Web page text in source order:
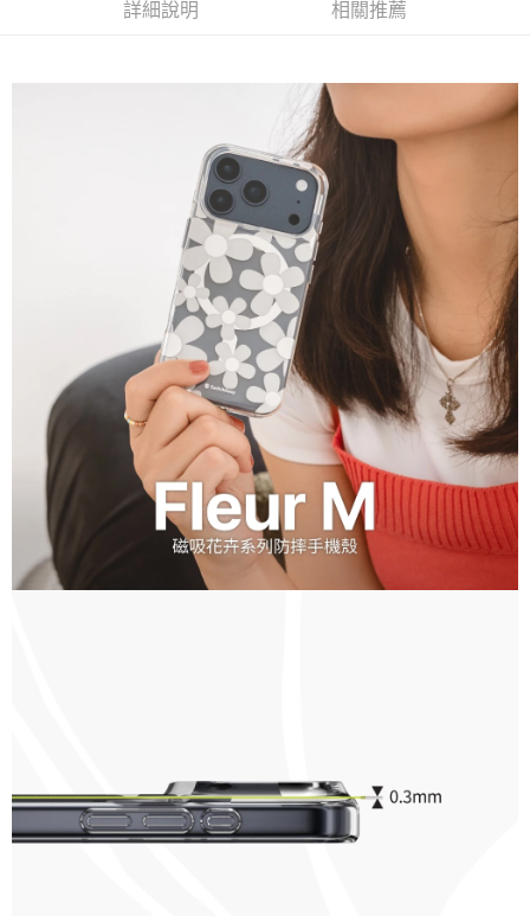
３．未成年的使用者請事先徵得法定代理人或監護人之同意方可使用
時審查核予不同之上限額度；若仍有額度不足之情形，本公司將視審查結果
５．嚴禁一人註冊多個帳號或使用他人資訊註冊。若發現惡意使用之情形，
恩沛科技股份有限公司將有權停止該用戶之使用額度並採取法律行動。
詳細說明 相關推薦